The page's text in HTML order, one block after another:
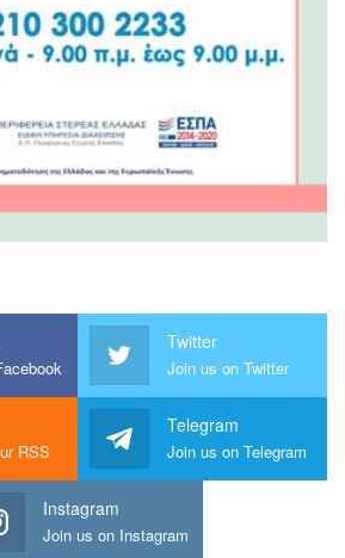
Twitter
Join us on Twitter
RSS
Telegram
Join us on Telegram
Instagram
Join us on Instagram